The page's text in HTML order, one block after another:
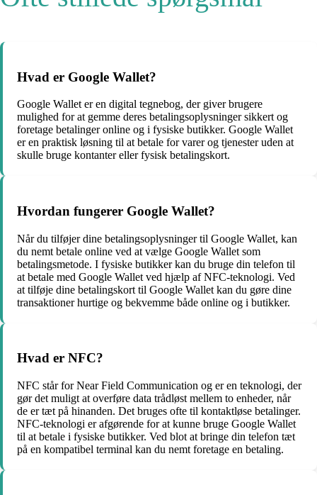
Hvad er Google Wallet?
Google Wallet er en digital tegnebog, der giver brugere
mulighed for at gemme deres betalingsoplysninger sikkert og
foretage betalinger online og i fysiske butikker. Google Wallet
er en praktisk løsning til at betale for varer og tjenester uden at
skulle bruge kontanter eller fysisk betalingskort.
Hvordan fungerer Google Wallet?
Når du tilføjer dine betalingsoplysninger til Google Wallet, kan
du nemt betale online ved at vælge Google Wallet som
betalingsmetode. I fysiske butikker kan du bruge din telefon til
at betale med Google Wallet ved hjælp af NFC-teknologi. Ved
at tilføje dine betalingskort til Google Wallet kan du gøre dine
transaktioner hurtige og bekvemme både online og i butikker.
Hvad er NFC?
NFC står for Near Field Communication og er en teknologi, der
gør det muligt at overføre data trådløst mellem to enheder, når
de er tæt på hinanden. Det bruges ofte til kontaktløse betalinger.
NFC-teknologi er afgørende for at kunne bruge Google Wallet
til at betale i fysiske butikker. Ved blot at bringe din telefon tæt
på en kompatibel terminal kan du nemt foretage en betaling.